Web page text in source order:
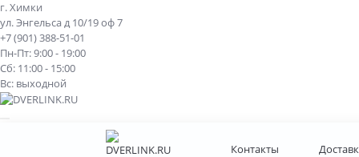
г. Химки
ул. Энгельса д 10/19 оф 7
+7 (901) 388-51-01
Пн-Пт: 9:00 - 19:00
Сб: 11:00 - 15:00
Вс: выходной
Контакты